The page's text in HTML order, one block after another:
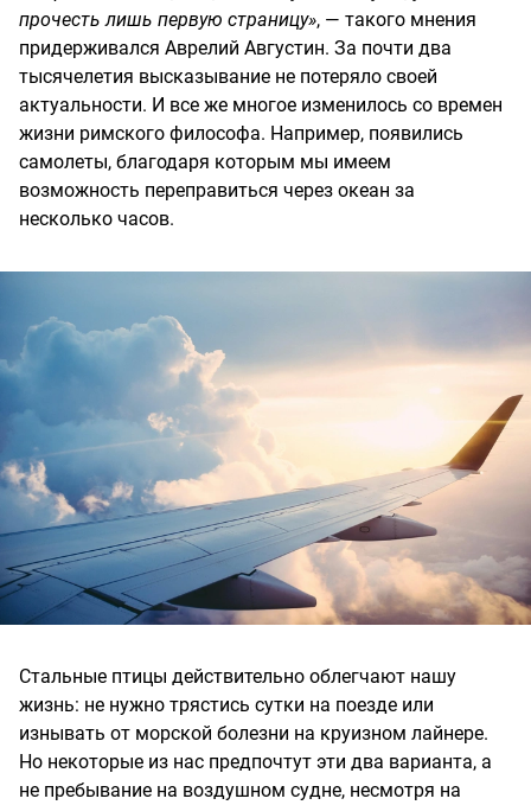
прочесть лишь первую страницу», — такого мнения
придерживался Аврелий Августин. За почти два
тысячелетия высказывание не потеряло своей
актуальности. И все же многое изменилось со времен
жизни римского философа. Например, появились
самолеты, благодаря которым мы имеем
возможность переправиться через океан за
несколько часов.
Стальные птицы действительно облегчают нашу
жизнь: не нужно трястись сутки на поезде или
изнывать от морской болезни на круизном лайнере.
Но некоторые из нас предпочтут эти два варианта, а
не пребывание на воздушном судне, несмотря на